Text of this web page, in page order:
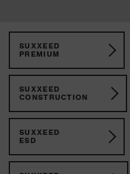
SUXXEED
PREMIUM
SUXXEED
CONSTRUCTION
SUXXEED
ESD